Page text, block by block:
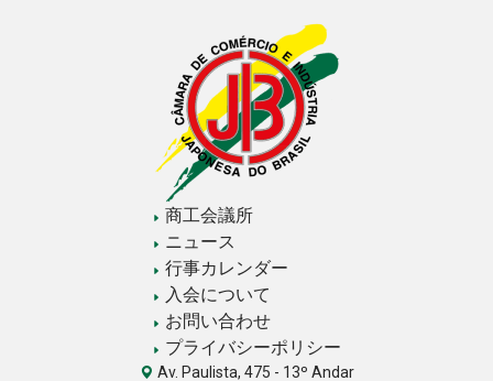
商工会議所
ニュース
行事カレンダー
入会について
お問い合わせ
プライバシーポリシー
Av. Paulista, 475 - 13º Andar